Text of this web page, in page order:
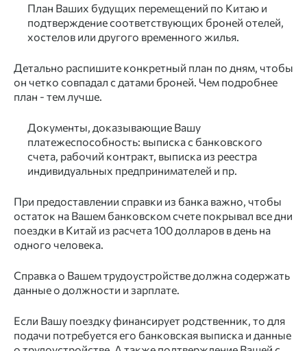
План Ваших будущих перемещений по Китаю и
подтверждение соответствующих броней отелей,
хостелов или другого временного жилья.
Детально распишите конкретный план по дням, чтобы
он четко совпадал с датами броней. Чем подробнее
план - тем лучше.
Документы, доказывающие Вашу
платежеспособность: выписка с банковского
счета, рабочий контракт, выписка из реестра
индивидуальных предпринимателей и пр.
При предоставлении справки из банка важно, чтобы
остаток на Вашем банковском счете покрывал все дни
поездки в Китай из расчета 100 долларов в день на
одного человека.
Справка о Вашем трудоустройстве должна содержать
данные о должности и зарплате.
Если Вашу поездку финансирует родственник, то для
подачи потребуется его банковская выписка и данные